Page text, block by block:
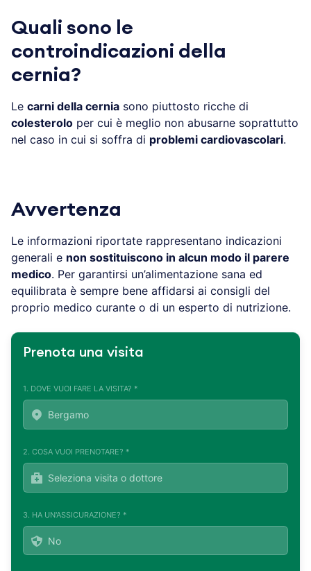
Quali sono le
controindicazioni della
cernia?
Le carni della cernia sono piuttosto ricche di
colesterolo per cui è meglio non abusarne soprattutto
nel caso in cui si soffra di problemi cardiovascolari.
Avvertenza
Le informazioni riportate rappresentano indicazioni
generali e non sostituiscono in alcun modo il parere
medico. Per garantirsi un’alimentazione sana ed
equilibrata è sempre bene affidarsi ai consigli del
proprio medico curante o di un esperto di nutrizione.
Prenota una visita
1. DOVE VUOI FARE LA VISITA? *
2. COSA VUOI PRENOTARE? *
3. HA UN'ASSICURAZIONE? *